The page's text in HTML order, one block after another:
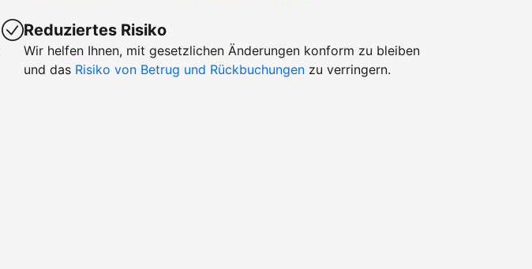
Reduziertes Risiko
Wir helfen Ihnen, mit gesetzlichen Änderungen konform zu bleiben
und das Risiko von Betrug und Rückbuchungen zu verringern.